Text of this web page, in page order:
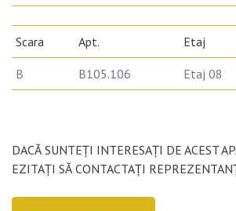
Scara Apt. Etaj
B B105.106 Etaj 08
DACĂ SUNTEȚI INTERESAȚI DE ACEST
EZITAȚI SĂ CONTACTAȚI